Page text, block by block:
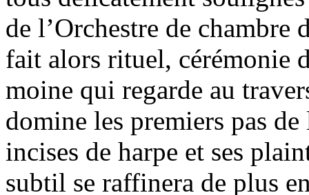
de l’Orchestre de chambre
fait alors rituel, cérémonie
moine qui regarde au
domine les premiers pas
incises de harpe et ses
subtil se raffinera de plus